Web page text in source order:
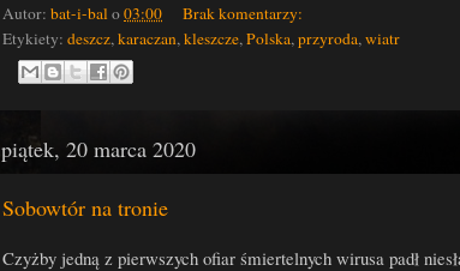
Autor: bat-i-balo03:00
Brak komentarzy:
Etykiety: deszcz,karaczan,kleszcze,Polska,przyroda,wiatr
piątek, 20 marca 2020
Sobowtór na tronie
Czyżby jedną z pierwszych ofiar śmiertelnych wirusa padł